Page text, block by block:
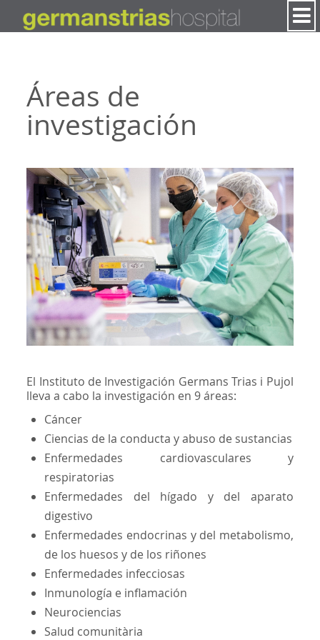
Áreas de
investigación
El Instituto de Investigación Germans Trias i Pujol
lleva a cabo la investigación en 9 áreas:
Cáncer
Ciencias de la conducta y abuso de sustancias
Enfermedades cardiovasculares y
respiratorias
Enfermedades del hígado y del aparato
digestivo
Enfermedades endocrinas y del metabolismo,
de los huesos y de los riñones
Enfermedades infecciosas
Inmunología e inflamación
Neurociencias
Salud comunitària